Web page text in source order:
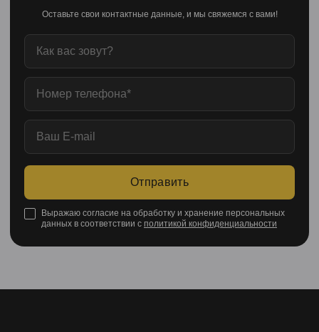
Оставьте свои контактные данные, и мы свяжемся с вами!
Отправить
Выражаю согласие на обработку и хранение персональных
данных в соответствии с политикой конфиденциальности